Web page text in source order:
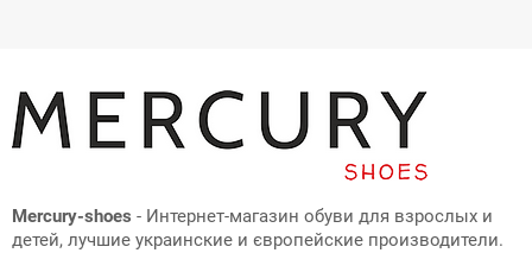
Mercury-shoes - Интернет-магазин обуви для взрослых и
детей, лучшие украинские и європейские производители.